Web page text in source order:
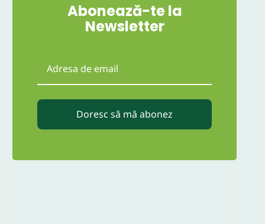
Abonează-te la
Newsletter
Doresc să mă abonez